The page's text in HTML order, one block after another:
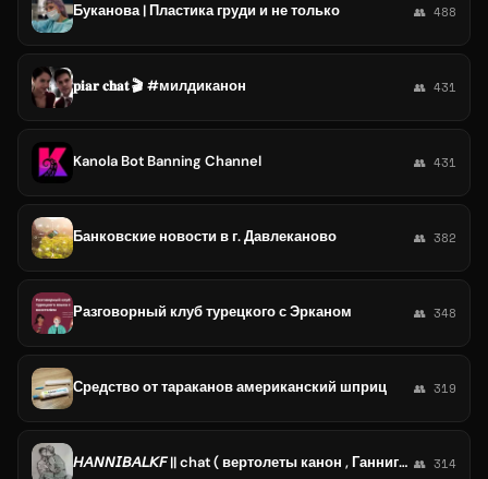
Буканова | Пластика груди и не только 👥 488
𝐩𝐢𝐚𝐫 𝐜𝐡𝐚𝐭 🎬 #милдиканон 👥 431
Kanola Bot Banning Channel 👥 431
Банковские новости в г. Давлеканово 👥 382
Разговорный клуб турецкого с Эрканом 👥 348
Средство от тараканов американский шприц 👥 319
𝘏𝘈𝘕𝘕𝘐𝘉𝘈𝘓𝘒𝘍 || chat ( вертолеты канон , Ганнигремы нет /мегашутка🤧) 👥 314